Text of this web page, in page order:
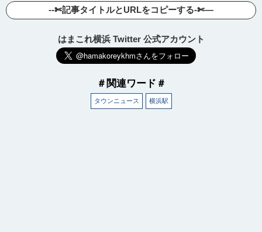
--✄記事タイトルとURLをコピーする-✄—
はまこれ横浜 Twitter 公式アカウント
＃関連ワード＃
タウンニュース 横浜駅